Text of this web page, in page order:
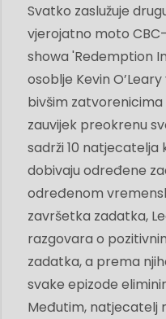
Svatko zaslužuje
vjerojatno moto
showa 'Redemption
osoblje Kevin
bivšim
zauvijek preokrenu
sadrži 10 natjecatelja
dobivaju određene
određenom
završetka zadatka,
razgovara o
zadatka, a prema
svake epizode
Međutim, natjecatelj